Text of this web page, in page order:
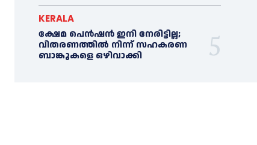
KERALA
ക്ഷേമ പെൻഷൻ ഇനി നേരിട്ടില്ല;
വിതരണത്തിൽ നിന്ന് സഹകരണ
ബാങ്കുകളെ ഒഴിവാക്കി